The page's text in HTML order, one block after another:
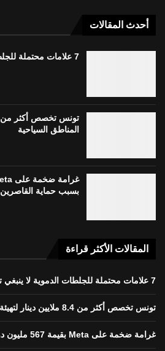
أحدث المقالات
7 علامات محتملة للجلطات الدموية لا ينبغي تجاهلها
المناطق السياحية
بسبب حماية القاصرين
المقالات الأكثر قراءة
7 علامات محتملة للجلطات الدموية لا ينبغي تجاهلها
تونس تخصص أكثر من 8.4 ملايين دينار لتهيئة المناطق السياحية
غرامة ضخمة على Meta بقيمة 567 مليون دولار بسبب حماية القاصرين